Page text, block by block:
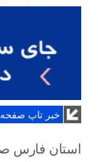
خبر تاپ صفحه
استان فارس